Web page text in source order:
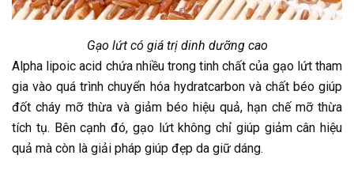
Gạo lứt có giá trị dinh dưỡng cao
Alpha lipoic acid chứa nhiều trong tinh chất của gạo lứt tham
gia vào quá trình chuyển hóa hydratcarbon và chất béo giúp
đốt cháy mỡ thừa và giảm béo hiệu quả, hạn chế mỡ thừa
tích tụ. Bên cạnh đó, gạo lứt không chỉ giúp giảm cân hiệu
quả mà còn là giải pháp giúp đẹp da giữ dáng.